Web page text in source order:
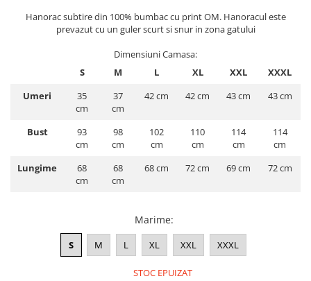
ACCESORII DE IARNĂ
Mănuși
Jambiere din Lână
Eșarfe Cașmir
Hanorac subtire din 100% bumbac cu print OM. Hanoracul este
prevazut cu un guler scurt si snur in zona gatului
Dimensiuni Camasa:
S
M L XL XXL
XXXL
Umeri
35
cm
37
cm
42 cm 42 cm 43 cm 43 cm
Bust
93
cm
98
cm
102
cm
110
cm
114
cm
114
cm
Lungime
68
cm
68
cm
68 cm 72 cm 69 cm 72 cm
Marime:
S M L XL XXL XXXL
STOC EPUIZAT